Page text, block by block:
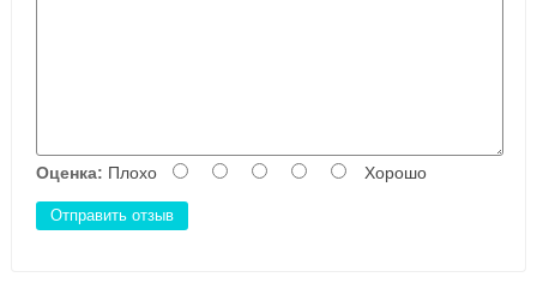
Оценка: Плохо Хорошо
Отправить отзыв